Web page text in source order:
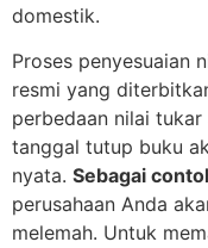
domestik.
Proses penyesuaian
resmi yang
perbedaan nilai
tanggal tutup buku
nyata. Sebagai
perusahaan Anda
melemah. Untuk